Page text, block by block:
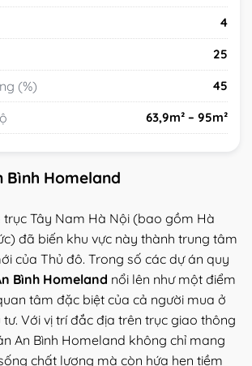
4
25
(%) 45
63,9m² – 95m²
Bình Homeland
trục Tây Nam Hà Nội (bao gồm Hà
đã biến khu vực này thành trung tâm
của Thủ đô. Trong số các dự án quy
Bình Homeland nổi lên như một điểm
tâm đặc biệt của cả người mua ở
Với vị trí đắc địa trên trục giao thông
An Bình Homeland không chỉ mang
chất lượng mà còn hứa hẹn tiềm